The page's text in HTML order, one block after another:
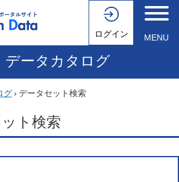
ログイン MENU
データカタログ
グ› データセット検索
ト検索